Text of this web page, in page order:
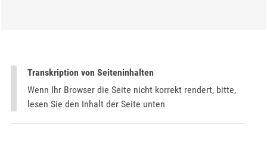
Transkription von Seiteninhalten
Wenn Ihr Browser die Seite nicht korrekt rendert, bitte,
lesen Sie den Inhalt der Seite unten